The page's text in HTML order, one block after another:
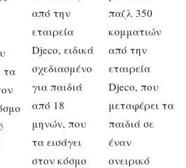
τα
από την
εταιρεία
Djeco, ειδικά
σχεδιασμένο
για παιδιά
από 18
μηνών, που
τα εισάγει
στον κόσμο
παζλ 350
κομματιών
από την
εταιρεία
Djeco, που
μεταφέρει τα
παιδιά σε
έναν
ονειρικό